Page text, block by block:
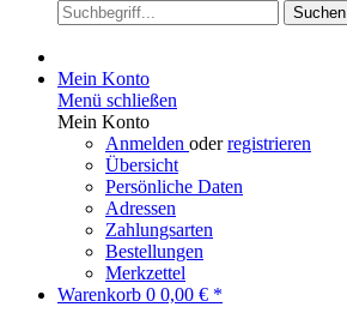
Suchen
Mein Konto
Menü schließen
Mein Konto
Anmelden oderregistrieren
Übersicht
Persönliche Daten
Adressen
Zahlungsarten
Bestellungen
Merkzettel
Warenkorb 0 0,00 € *